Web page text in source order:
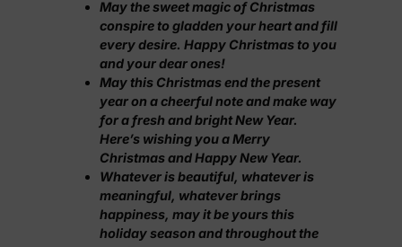
May the sweet magic of Christmas
conspire to gladden your heart and fill
every desire. Happy Christmas to you
and your dear ones!
May this Christmas end the present
year on a cheerful note and make way
for a fresh and bright New Year.
Here’s wishing you a Merry
Christmas and Happy New Year.
Whatever is beautiful, whatever is
meaningful, whatever brings
happiness, may it be yours this
holiday season and throughout the